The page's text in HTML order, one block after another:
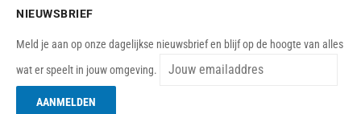
NIEUWSBRIEF
Meld je aan op onze dagelijkse nieuwsbrief en blijf op de hoogte van alles
wat er speelt in jouw omgeving.